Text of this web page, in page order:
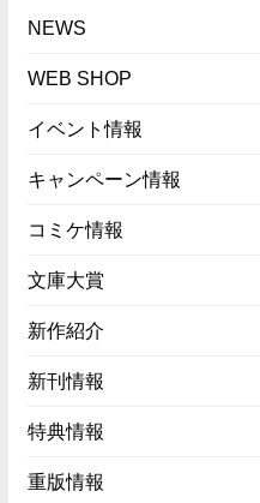
NEWS
WEB SHOP
イベント情報
キャンペーン情報
コミケ情報
文庫大賞
新作紹介
新刊情報
特典情報
重版情報